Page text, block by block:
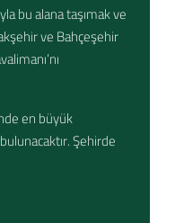
bu alana taşımak ve
ve Bahçeşehir
en büyük
Şehirde